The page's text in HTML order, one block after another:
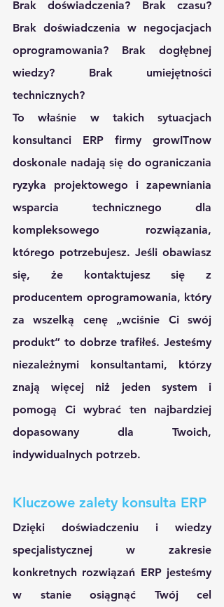
Brak doświadczenia? Brak czasu?
Brak doświadczenia w negocjacjach
oprogramowania? Brak dogłębnej
wiedzy? Brak umiejętności
technicznych?
To właśnie w takich sytuacjach
konsultanci ERP firmy growITnow
doskonale nadają się do ograniczania
ryzyka projektowego i zapewniania
wsparcia technicznego dla
kompleksowego rozwiązania,
którego potrzebujesz. Jeśli obawiasz
się, że kontaktujesz się z
producentem oprogramowania, który
za wszelką cenę „wciśnie Ci swój
produkt” to dobrze trafiłeś. Jesteśmy
niezależnymi konsultantami, którzy
znają więcej niż jeden system i
pomogą Ci wybrać ten najbardziej
dopasowany dla Twoich,
indywidualnych potrzeb.
Kluczowe zalety konsulta ERP
Dzięki doświadczeniu i wiedzy
specjalistycznej w zakresie
konkretnych rozwiązań ERP jesteśmy
w stanie osiągnąć Twój cel